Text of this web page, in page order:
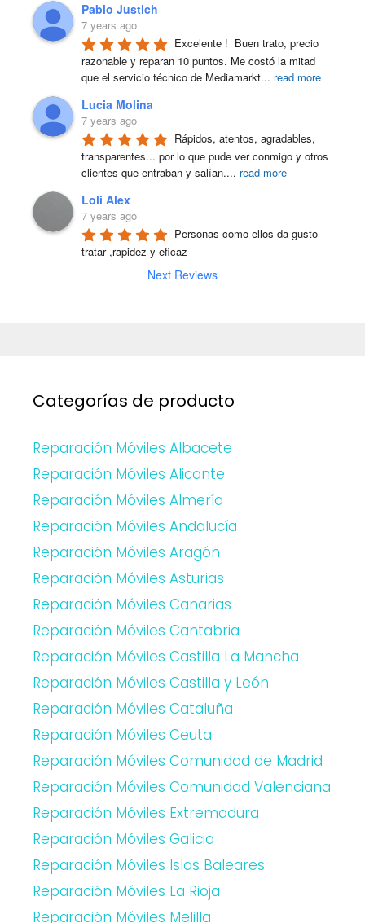
Pablo Justich
7 years ago
Excelente !  Buen trato, precio
razonable y reparan 10 puntos. Me costó la mitad
que el servicio técnico de Mediamarkt... read more
Lucia Molina
7 years ago
Rápidos, atentos, agradables,
transparentes... por lo que pude ver conmigo y otros
clientes que entraban y salían.... read more
Loli Alex
7 years ago
Personas como ellos da gusto
tratar ,rapidez y eficaz
Next Reviews
Categorías de producto
Reparación Móviles Albacete
Reparación Móviles Alicante
Reparación Móviles Almería
Reparación Móviles Andalucía
Reparación Móviles Aragón
Reparación Móviles Asturias
Reparación Móviles Canarias
Reparación Móviles Cantabria
Reparación Móviles Castilla La Mancha
Reparación Móviles Castilla y León
Reparación Móviles Cataluña
Reparación Móviles Ceuta
Reparación Móviles Comunidad de Madrid
Reparación Móviles Comunidad Valenciana
Reparación Móviles Extremadura
Reparación Móviles Galicia
Reparación Móviles Islas Baleares
Reparación Móviles La Rioja
Reparación Móviles Melilla